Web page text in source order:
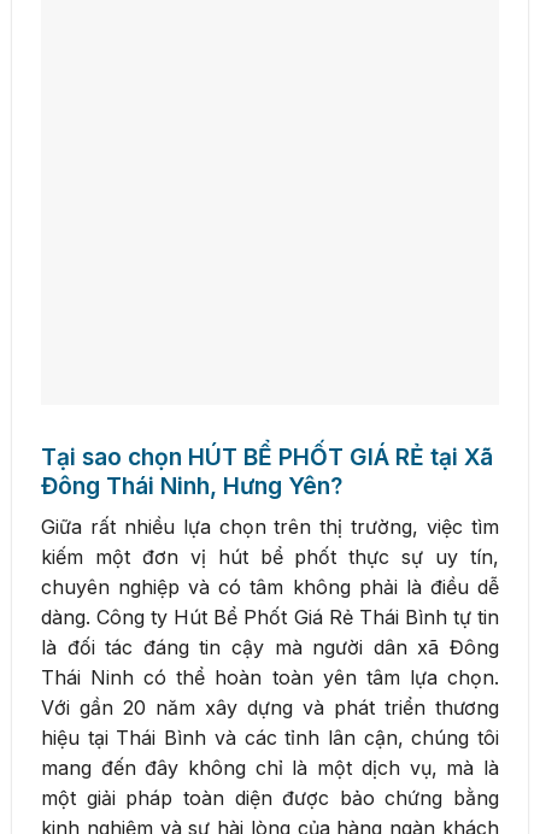
Tại sao chọn HÚT BỂ PHỐT GIÁ RẺ tại Xã
Đông Thái Ninh, Hưng Yên?
Giữa rất nhiều lựa chọn trên thị trường, việc tìm
kiếm một đơn vị hút bể phốt thực sự uy tín,
chuyên nghiệp và có tâm không phải là điều dễ
dàng. Công ty Hút Bể Phốt Giá Rẻ Thái Bình tự tin
là đối tác đáng tin cậy mà người dân xã Đông
Thái Ninh có thể hoàn toàn yên tâm lựa chọn.
Với gần 20 năm xây dựng và phát triển thương
hiệu tại Thái Bình và các tỉnh lân cận, chúng tôi
mang đến đây không chỉ là một dịch vụ, mà là
một giải pháp toàn diện được bảo chứng bằng
kinh nghiệm và sự hài lòng của hàng ngàn khách